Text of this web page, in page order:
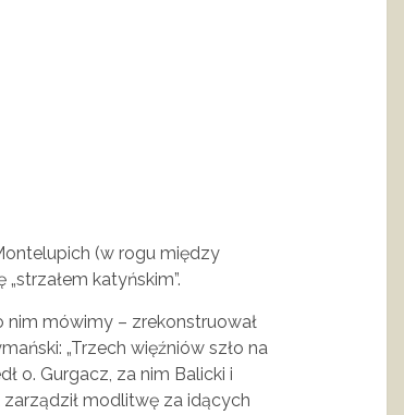
(w rogu między
katyńskim”.
nim mówimy – zrekonstruował
„Trzech więźniów szło na
o. Gurgacz, za nim Balicki i
modlitwę za idących